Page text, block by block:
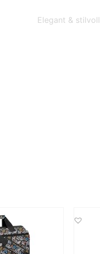
Elegant & stilvoll